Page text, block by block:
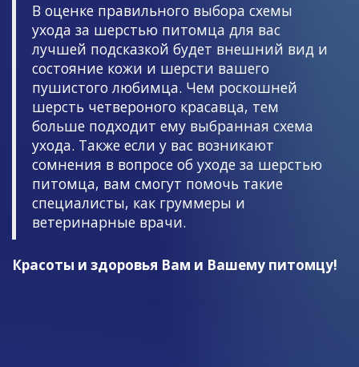
В оценке правильного выбора схемы
ухода за шерстью питомца для вас
лучшей подсказкой будет внешний вид и
состояние кожи и шерсти вашего
пушистого любимца. Чем роскошней
шерсть четвероного красавца, тем
больше подходит ему выбранная схема
ухода. Также если у вас возникают
сомнения в вопросе об уходе за шерстью
питомца, вам смогут помочь такие
специалисты, как груммеры и
ветеринарные врачи.
Красоты и здоровья Вам и Вашему питомцу!